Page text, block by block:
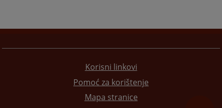
Korisni linkovi
Pomoć za korištenje
Mapa stranice